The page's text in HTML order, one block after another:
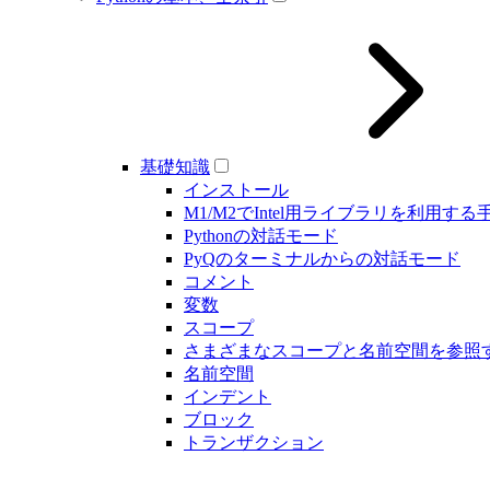
基礎知識
インストール
M1/M2でIntel用ライブラリを利用する
Pythonの対話モード
PyQのターミナルからの対話モード
コメント
変数
スコープ
さまざまなスコープと名前空間を参照
名前空間
インデント
ブロック
トランザクション